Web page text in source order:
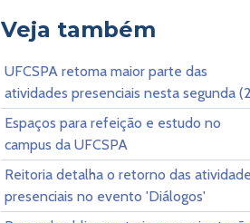
Veja também
UFCSPA retoma maior parte das
atividades presenciais nesta segunda
Espaços para refeição e estudo no
campus da UFCSPA
Reitoria detalha o retorno das
presenciais no evento 'Diálogos'